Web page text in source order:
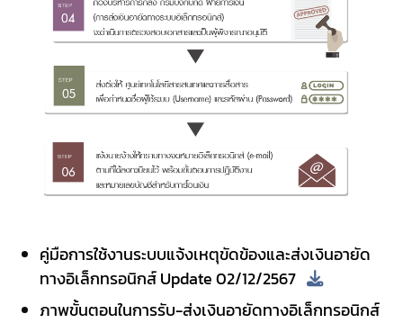
คู่มือการใช้งานระบบแจ้งเหตุขัดข้องและส่งเงินอายัด
ทางอิเล็กทรอนิกส์ Update 02/12/2567
ภาพขั้นตอนในการรับ-ส่งเงินอายัดทางอิเล็กทรอนิกส์